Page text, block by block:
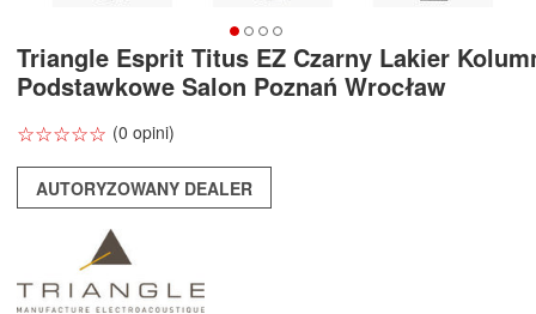
Triangle Esprit Titus EZ Czarny Lakier
Podstawkowe Salon Poznań Wrocław
☆☆☆☆☆
★★★★★ (0 opini)
AUTORYZOWANY DEALER